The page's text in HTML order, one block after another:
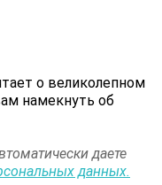
о великолепном
намекнуть об
даете
данных.